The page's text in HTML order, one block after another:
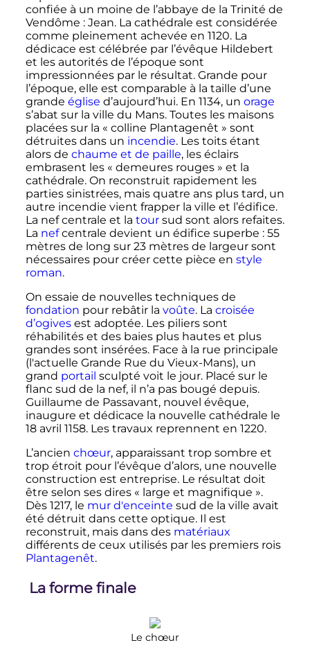
confiée à un moine de l’abbaye de la Trinité de
Vendôme : Jean. La cathédrale est considérée
comme pleinement achevée en 1120. La
dédicace est célébrée par l’évêque Hildebert
et les autorités de l’époque sont
impressionnées par le résultat. Grande pour
l’époque, elle est comparable à la taille d’une
grande église d’aujourd’hui. En 1134, un orage
s’abat sur la ville du Mans. Toutes les maisons
placées sur la « colline Plantagenêt » sont
détruites dans un incendie. Les toits étant
alors de chaume et de paille, les éclairs
embrasent les « demeures rouges » et la
cathédrale. On reconstruit rapidement les
parties sinistrées, mais quatre ans plus tard, un
autre incendie vient frapper la ville et l’édifice.
La nef centrale et la toursud sont alors refaites.
La nefcentrale devient un édifice superbe : 55
mètresde long sur 23 mètresde largeur sont
nécessaires pour créer cette pièce en style
roman.
On essaie de nouvelles techniques de
fondation pour rebâtir la voûte. La croisée
d’ogivesest adoptée. Les piliers sont
réhabilités et des baies plus hautes et plus
grandes sont insérées. Face à la rue principale
(l'actuelle Grande Rue du Vieux-Mans), un
grand portail sculpté voit le jour. Placé sur le
flanc sud de la nef, il n’a pas bougé depuis.
Guillaume de Passavant, nouvel évêque,
inaugure et dédicace la nouvelle cathédrale le
18 avril 1158. Les travaux reprennent en 1220.
L’ancien chœur, apparaissant trop sombre et
trop étroit pour l’évêque d’alors, une nouvelle
construction est entreprise. Le résultat doit
être selon ses dires « large et magnifique ».
Dès 1217, le mur d'enceinte sud de la ville avait
été détruit dans cette optique. Il est
reconstruit, mais dans des matériaux
différents de ceux utilisés par les premiers rois
Plantagenêt.
La forme finale
Le chœur